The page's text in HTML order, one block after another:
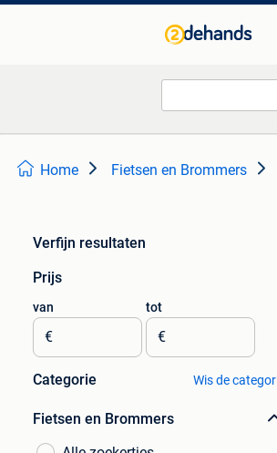
Home Fietsen en Brommers
Verfijn resultaten
Prijs
van
€
tot
€
Categorie Wis de
Fietsen en Brommers